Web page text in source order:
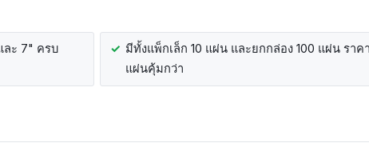
ละ 7" ครบ
มีทั้งแพ็กเล็ก 10 แผ่น และยกกล่อง 100 แผ่น ราค
แผ่นคุ้มกว่า